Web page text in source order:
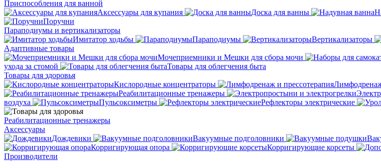
Приспособления для ванной
Аксессуары для купания
Доска для ванны
Поручни
Параподиумы и вертикализаторы
Имитатор ходьбы
Параподиумы Вертикализаторы
Адаптивные товары
Мочеприемники и Мешки для сбора мочи
ухода за стомой
Товары для облегчения быта
Товары для здоровья
Кислородные концентраторы
Реабилитационные тренажеры
воздуха
Пульсоксиметры Рефлекторы электрические
Реабилитационные тренажеры
Аксессуары
Дождевики
Вакуумные подголовники
Корригирующая опора
Корригирующие корсеты
Производители